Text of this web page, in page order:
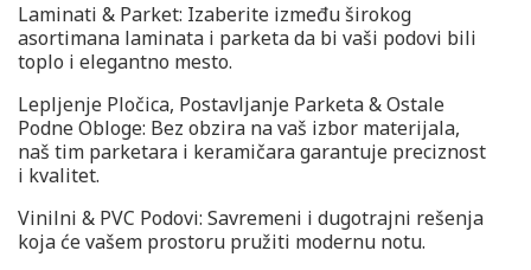
Laminati & Parket: Izaberite između širokog
asortimana laminata i parketa da bi vaši podovi bili
toplo i elegantno mesto.
Lepljenje Pločica, Postavljanje Parketa & Ostale
Podne Obloge: Bez obzira na vaš izbor materijala,
naš tim parketara i keramičara garantuje preciznost
i kvalitet.
Vinilni & PVC Podovi: Savremeni i dugotrajni rešenja
koja će vašem prostoru pružiti modernu notu.